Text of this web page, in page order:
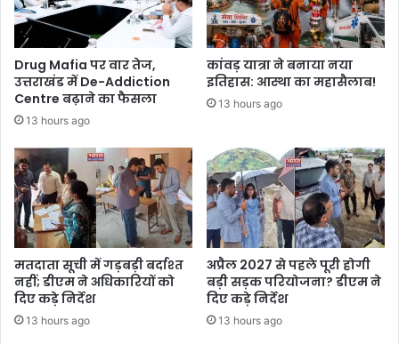
Drug Mafia पर वार तेज,
उत्तराखंड में De-Addiction
Centre बढ़ाने का फैसला
13 hours ago
कांवड़ यात्रा ने बनाया नया
इतिहास: आस्था का महासैलाब!
13 hours ago
मतदाता सूची में गड़बड़ी बर्दाश्त
नहीं; डीएम ने अधिकारियों को
दिए कड़े निर्देश
13 hours ago
अप्रैल 2027 से पहले पूरी होगी
बड़ी सड़क परियोजना? डीएम ने
दिए कड़े निर्देश
13 hours ago